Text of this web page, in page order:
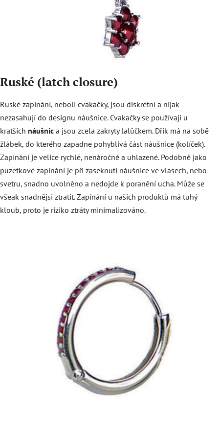
Ruské (latch closure)
Ruské zapínání, neboli cvakačky, jsou diskrétní a nijak
nezasahují do designu náušnice. Cvakačky se používají u
kratších náušnic a jsou zcela zakryty lalůčkem. Dřík má na sobě
žlábek, do kterého zapadne pohyblivá část náušnice (kolíček).
Zapínání je velice rychlé, nenáročné a uhlazené. Podobně jako
puzetkové zapínání je při zaseknutí náušnice ve vlasech, nebo
svetru, snadno uvolněno a nedojde k poranění ucha. Může se
všeak snadnějsi ztratit. Zapínání u našich produktů má tuhý
kloub, proto je riziko ztráty minimalizováno.